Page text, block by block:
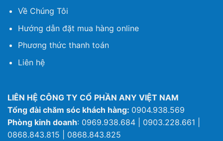
Về Chúng Tôi
Hướng dẫn đặt mua hàng online
Phương thức thanh toán
Liên hệ
LIÊN HỆ CÔNG TY CỔ PHẦN ANY VIỆT NAM
Tổng đài chăm sóc khách hàng: 0904.938.569
Phòng kinh doanh: 0969.938.684 | 0903.228.661 |
0868.843.815 | 0868.843.825